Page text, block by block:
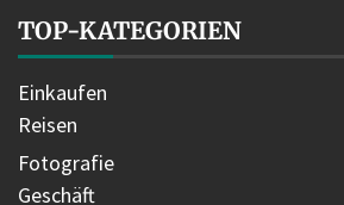
TOP-KATEGORIEN
Einkaufen
Reisen
Fotografie
Geschäft